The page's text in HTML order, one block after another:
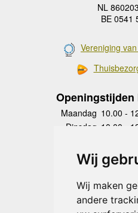
Wij
Wij maken
andere
NL
BE 0541
Vereniging
Maandag 10.00 -
Dinsdag 10.00 -
Donderdag
10.00 -
Vrijdag 10.00 -